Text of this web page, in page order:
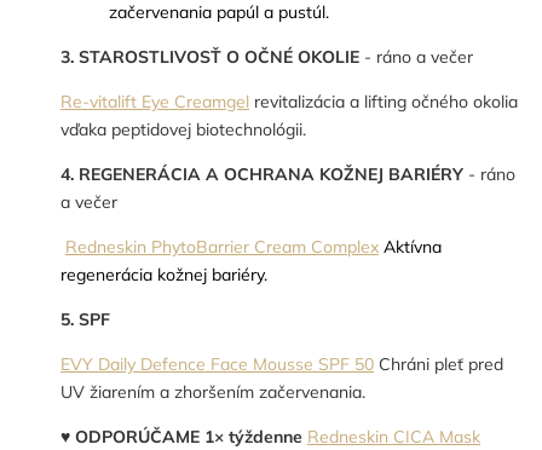
začervenania papúl a pustúl.
3. STAROSTLIVOSŤ O OČNÉ OKOLIE - ráno a večer
Re-vitalift Eye Creamgel revitalizácia a lifting očného okolia
vďaka peptidovej biotechnológii.
4. REGENERÁCIA A OCHRANA KOŽNEJ BARIÉRY - ráno
a večer
Redneskin PhytoBarrier Cream Complex Aktívna
regenerácia kožnej bariéry.
5. SPF
EVY Daily Defence Face Mousse SPF 50 Chráni pleť pred
UV žiarením a zhoršením začervenania.
♥ ODPORÚČAME 1× týždenne Redneskin CICA Mask